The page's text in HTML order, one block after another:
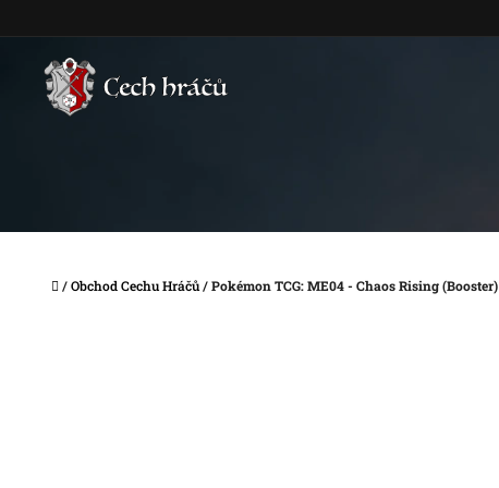
Domů
/Obchod Cechu Hráčů/Pokémon TCG: ME04 - Chaos Rising (Booster)